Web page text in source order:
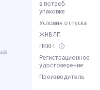
в потреб.
упаковке
Условия отпуска
ЖНВЛП
ПККН
Регистрационное
удостоверение
Производитель